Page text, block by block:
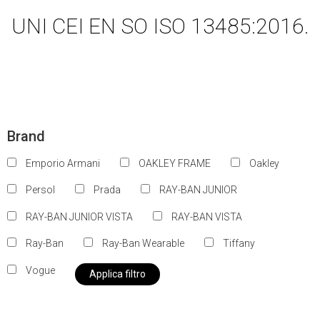
UNI CEI EN SO ISO 13485:2016.
Brand
Emporio Armani OAKLEY FRAME Oakley
Persol Prada RAY-BAN JUNIOR
RAY-BAN JUNIOR VISTA RAY-BAN VISTA
Ray-Ban Ray-Ban Wearable Tiffany
Vogue Applica filtro